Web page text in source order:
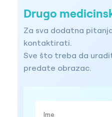
Drugo
Za sva dodatna
kontaktirati.
Sve što treba da
predate obrazac.